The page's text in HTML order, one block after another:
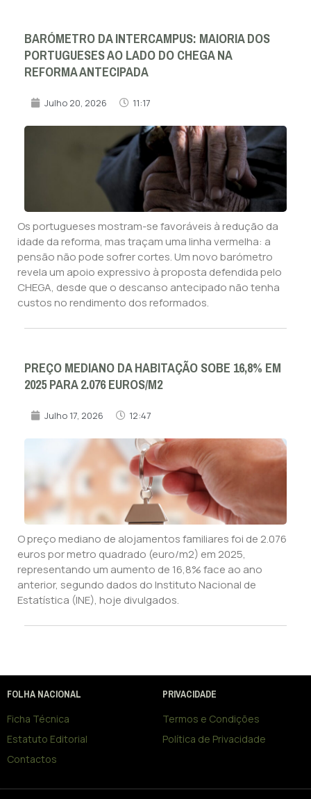
BARÓMETRO DA INTERCAMPUS: MAIORIA DOS
PORTUGUESES AO LADO DO CHEGA NA
REFORMA ANTECIPADA
Julho 20, 2026 11:17
Os portugueses mostram-se favoráveis à redução da
idade da reforma, mas traçam uma linha vermelha: a
pensão não pode sofrer cortes. Um novo barómetro
revela um apoio expressivo à proposta defendida pelo
CHEGA, desde que o descanso antecipado não tenha
custos no rendimento dos reformados.
PREÇO MEDIANO DA HABITAÇÃO SOBE 16,8% EM
2025 PARA 2.076 EUROS/M2
Julho 17, 2026 12:47
O preço mediano de alojamentos familiares foi de 2.076
euros por metro quadrado (euro/m2) em 2025,
representando um aumento de 16,8% face ao ano
anterior, segundo dados do Instituto Nacional de
Estatística (INE), hoje divulgados.
FOLHA NACIONAL
Ficha Técnica
Estatuto Editorial
Contactos
PRIVACIDADE
Termos e Condições
Política de Privacidade